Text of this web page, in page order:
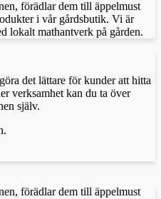
förädlar dem till äppelmust
i vår gårdsbutik. Vi är
lokalt mathantverk på gården.
det lättare för kunder att hitta
verksamhet kan du ta över
själv.
förädlar dem till äppelmust